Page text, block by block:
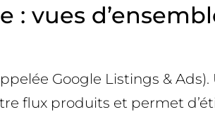
: vues
Google Listings & Ads).
flux produits et permet